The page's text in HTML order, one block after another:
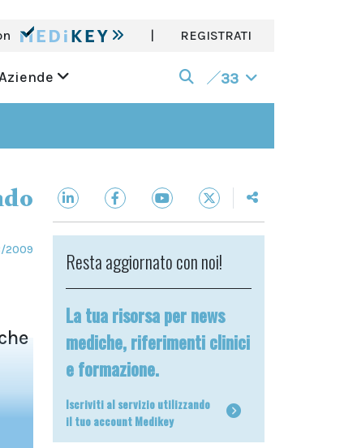
| REGISTRATI
33
2009 Resta aggiornato con noi!
La tua risorsa per news
mediche, riferimenti clinici
e formazione.
Iscriviti al servizio utilizzando
il tuo account Medikey